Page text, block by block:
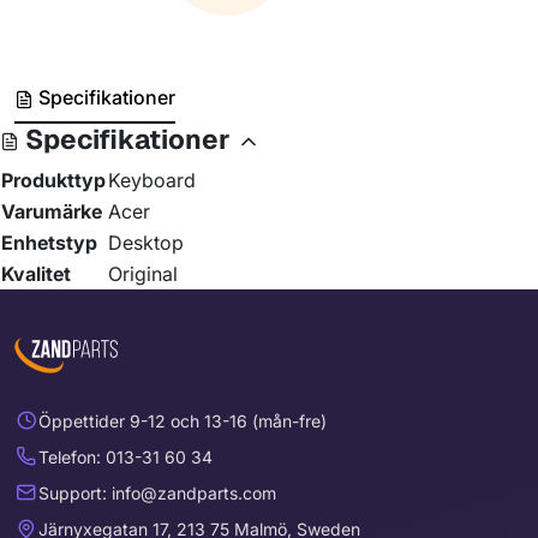
Specifikationer
Specifikationer
ProdukttypKeyboard
Varumärke Acer
Enhetstyp Desktop
Kvalitet
Original
Öppettider 9-12 och 13-16 (mån-fre)
Telefon: 013-31 60 34
Support: info@zandparts.com
Järnyxegatan 17, 213 75 Malmö, Sweden